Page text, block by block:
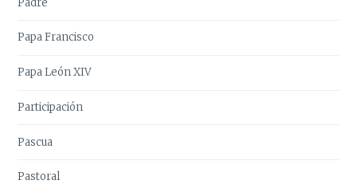
Papa Francisco
Papa León XIV
Participación
Pascua
Pastoral